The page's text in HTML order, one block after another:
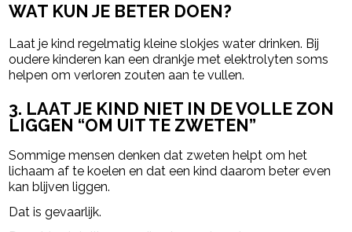
WAT KUN JE BETER DOEN?
Laat je kind regelmatig kleine slokjes water drinken. Bij
oudere kinderen kan een drankje met elektrolyten soms
helpen om verloren zouten aan te vullen.
3. LAAT JE KIND NIET IN DE VOLLE ZON
LIGGEN “OM UIT TE ZWETEN”
Sommige mensen denken dat zweten helpt om het
lichaam af te koelen en dat een kind daarom beter even
kan blijven liggen.
Dat is gevaarlijk.